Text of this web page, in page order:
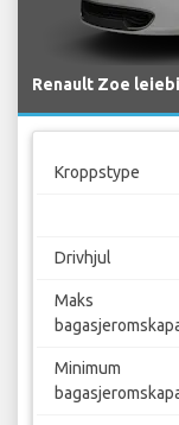
Renault Zoe
Kroppstype
Drivhjul
Maks
Minimum